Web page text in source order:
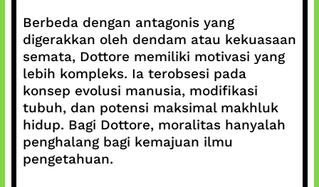
Berbeda dengan antagonis yang
digerakkan oleh dendam atau kekuasaan
semata, Dottore memiliki motivasi yang
lebih kompleks. Ia terobsesi pada
konsep evolusi manusia, modifikasi
tubuh, dan potensi maksimal makhluk
hidup. Bagi Dottore, moralitas hanyalah
penghalang bagi kemajuan ilmu
pengetahuan.